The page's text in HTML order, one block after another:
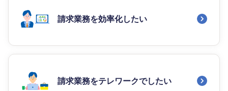
請求業務を効率化したい
請求業務をテレワークでしたい